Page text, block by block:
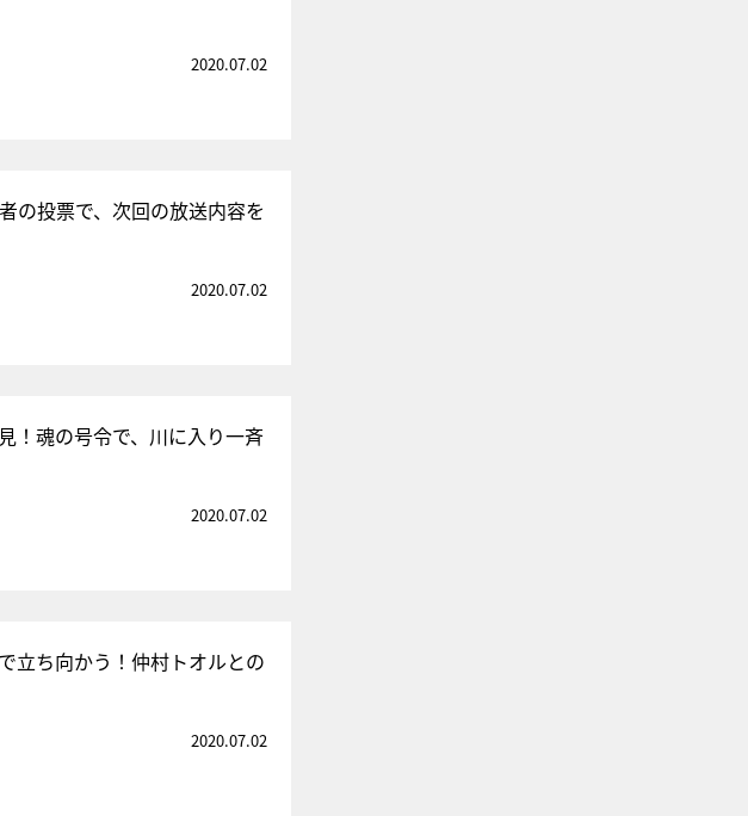
2020.07.02
の投票で、次回の放送内容を
2020.07.02
！魂の号令で、川に入り一斉
2020.07.02
立ち向かう！仲村トオルとの
2020.07.02